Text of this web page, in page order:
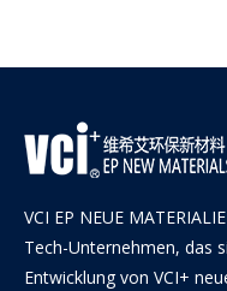
VCI EP NEUE
Tech-Unternehmen, das
Entwicklung von VCI+